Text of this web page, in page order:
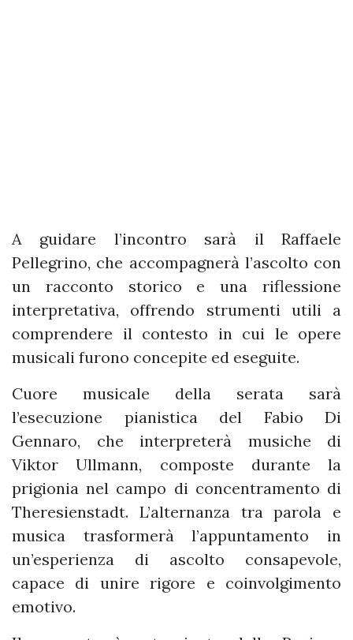
A guidare l’incontro sarà il Raffaele
Pellegrino, che accompagnerà l’ascolto con
un racconto storico e una riflessione
interpretativa, offrendo strumenti utili a
comprendere il contesto in cui le opere
musicali furono concepite ed eseguite.
Cuore musicale della serata sarà
l’esecuzione pianistica del Fabio Di
Gennaro, che interpreterà musiche di
Viktor Ullmann, composte durante la
prigionia nel campo di concentramento di
Theresienstadt. L’alternanza tra parola e
musica trasformerà l’appuntamento in
un’esperienza di ascolto consapevole,
capace di unire rigore e coinvolgimento
emotivo.